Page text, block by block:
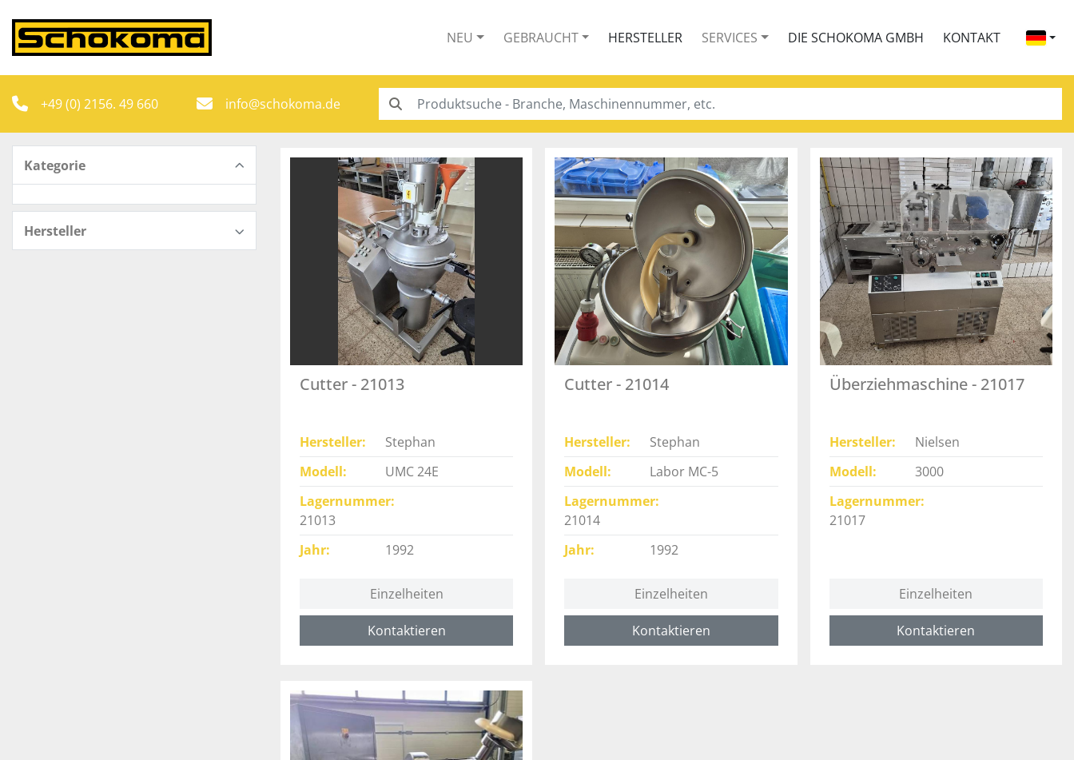
NEU GEBRAUCHT HERSTELLER SERVICES DIE SCHOKOMA GMBH KONTAKT
+49 (0) 2156. 49 660 info@schokoma.de
Kategorie
Hersteller
Cutter - 21013
Hersteller
Stephan
Modell
UMC 24E
Lagernummer
21013
Jahr
1992
Einzelheiten
Kontaktieren
Cutter - 21014
Hersteller
Stephan
Modell
Labor MC-5
Lagernummer
21014
Jahr
1992
Einzelheiten
Kontaktieren
Überziehmaschine - 21017
Hersteller
Nielsen
Modell
3000
Lagernummer
21017
Einzelheiten
Kontaktieren